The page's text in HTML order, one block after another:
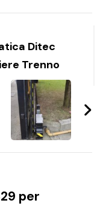
Ditec
Trenno
per